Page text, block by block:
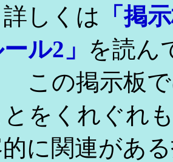
しくは
「掲
ル2」 を読ん
この掲示板で
とをくれぐれ
に関連があ